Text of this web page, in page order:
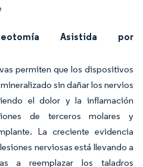
Asistida por
permiten que los dispositivos
sin dañar los nervios
el dolor y la inflamación
de terceros molares y
La creciente evidencia
nerviosas está llevando a
a reemplazar los taladros